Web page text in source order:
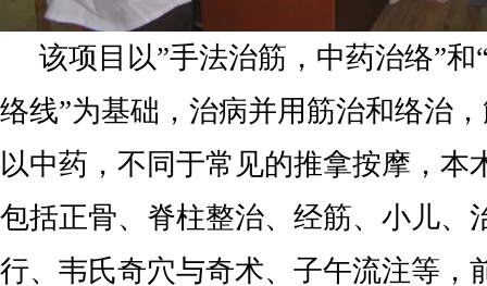
该项目以”手法治筋，中药治络”
络线”为基础，治病并用筋治和络治
以中药，不同于常见的推拿按摩，本
包括正骨、脊柱整治、经筋、小儿、
行、韦氏奇穴与奇术、子午流注等，